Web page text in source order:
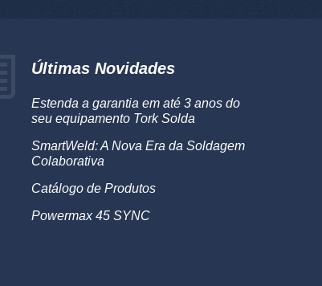
Últimas Novidades
Estenda a garantia em até 3 anos do
seu equipamento Tork Solda
SmartWeld: A Nova Era da Soldagem
Colaborativa
Catálogo de Produtos
Powermax 45 SYNC